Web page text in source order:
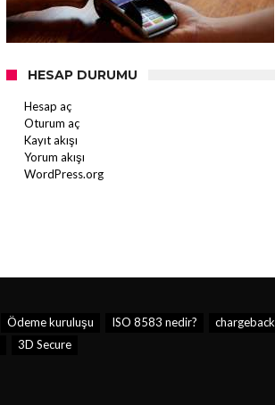
HESAP DURUMU
Hesap aç
Oturum aç
Kayıt akışı
Yorum akışı
WordPress.org
Ödeme kuruluşu ISO 8583 nedir?
chargeback
3D Secure